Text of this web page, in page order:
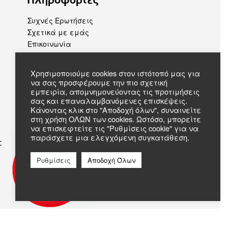
Συχνές Ερωτήσεις
Σχετικά με εμάς
Επικοινωνία
Χρησιμοποιούμε cookies στον ιστότοπό μας για
να σας προσφέρουμε την πιο σχετική
εμπειρία, απομνημονεύοντας τις προτιμήσεις
σας και επαναλαμβανόμενες επισκέψεις.
Κάνοντας κλικ στο "Αποδοχή όλων", συναινείτε
στη χρήση ΟΛΩΝ των cookies. Ωστόσο, μπορείτε
να επισκεφτείτε τις "Ρυθμίσεις cookie" για να
παράσχετε μια ελεγχόμενη συγκατάθεση.
Ρυθμίσεις Αποδοχή Όλων